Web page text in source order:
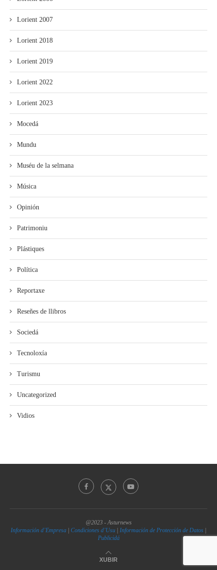
Lorient 2007
Lorient 2018
Lorient 2019
Lorient 2022
Lorient 2023
Mocedá
Mundu
Muséu de la selmana
Música
Opinión
Patrimoniu
Plástiques
Política
Reportaxe
Reseñes de llibros
Sociedá
Tecnoloxía
Turismu
Uncategorized
Vidios
@2023 - Asturnews
Información d’Empresa
Condiciones d’Usu Información de Protección de Datos
Publicidá
XUBIR